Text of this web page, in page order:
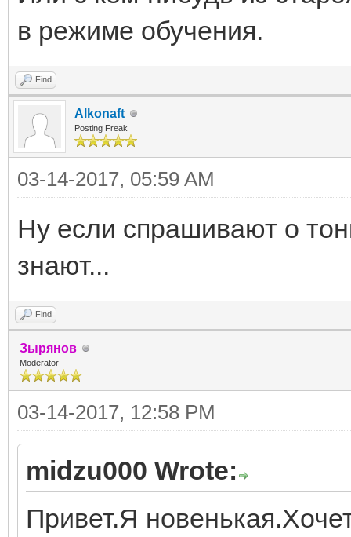
в режиме обучения.
Find
Alkonaft
Posting Freak
03-14-2017, 05:59 AM
Ну если спрашивают о
знают...
Find
Зырянов
Moderator
03-14-2017, 12:58 PM
midzu000 Wrote:
Привет.Я